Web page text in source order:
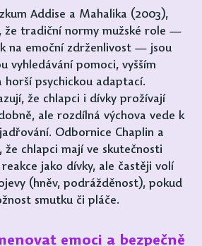
Addise a Mahalika (2003),
že tradiční normy mužské role —
na emoční zdrženlivost — jsou
vyhledávání pomoci, vyšším
horší psychickou adaptací.
že chlapci i dívky prožívají
ale rozdílná výchova vede k
Odbornice Chaplin a
že chlapci mají ve skutečnosti
jako dívky, ale častěji volí
(hněv, podrážděnost), pokud
smutku či pláče.
emoci a bezpečně